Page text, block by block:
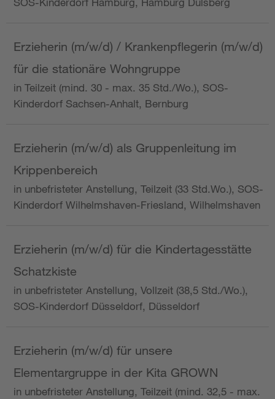
Erzieherin (m/w/d) / Krankenpflegerin (m/w/d)
für die stationäre Wohngruppe
in Teilzeit (mind. 30 - max. 35 Std./Wo.), SOS-
Kinderdorf Sachsen-Anhalt, Bernburg
Erzieherin (m/w/d) als Gruppenleitung im
Krippenbereich
in unbefristeter Anstellung, Teilzeit (33 Std.Wo.), SOS-
Kinderdorf Wilhelmshaven-Friesland, Wilhelmshaven
Erzieherin (m/w/d) für die Kindertagesstätte
Schatzkiste
in unbefristeter Anstellung, Vollzeit (38,5 Std./Wo.),
SOS-Kinderdorf Düsseldorf, Düsseldorf
Erzieherin (m/w/d) für unsere
Elementargruppe in der Kita GROWN
in unbefristeter Anstellung, Teilzeit (mind. 32,5 - max.